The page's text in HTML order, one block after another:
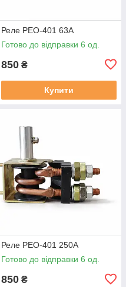
Реле РЕО-401 63А
Готово до відправки 6 од.
850 ₴
Купити
Реле РЕО-401 250А
Готово до відправки 6 од.
850 ₴